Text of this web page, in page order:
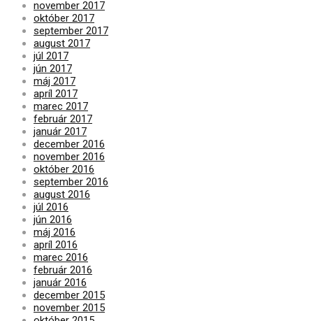
november 2017
október 2017
september 2017
august 2017
júl 2017
jún 2017
máj 2017
apríl 2017
marec 2017
február 2017
január 2017
december 2016
november 2016
október 2016
september 2016
august 2016
júl 2016
jún 2016
máj 2016
apríl 2016
marec 2016
február 2016
január 2016
december 2015
november 2015